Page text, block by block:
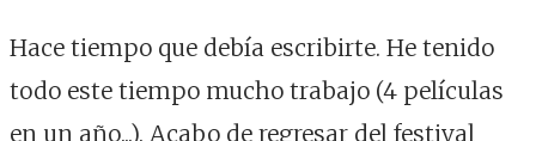
Hace tiempo que debía escribirte. He tenido
todo este tiempo mucho trabajo (4 películas
en un año...). Acabo de regresar del festival